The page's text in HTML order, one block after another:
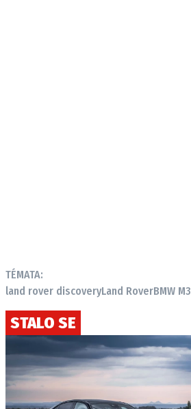
TÉMATA:
land rover discoveryLand RoverBMW M3
STALO SE